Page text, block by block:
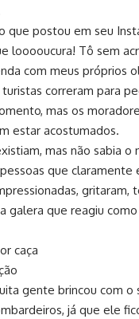
que postou em seu
looooucura! Tô sem
com meus próprios
correram para
mas os
estar acostumados.
mas não sabia o
que claramente
gritaram,
galera que reagiu
caça
gente brincou com o
já que ele